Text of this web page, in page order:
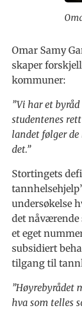
Omar Samy
skaper
kommuner:
”Vi har et
studentenes
landet følger de
det.”
Stortingets
undersøkelse
det nåværende
et eget
subsidiert
tilgang til
”Høyrebyrådet
hva som telles